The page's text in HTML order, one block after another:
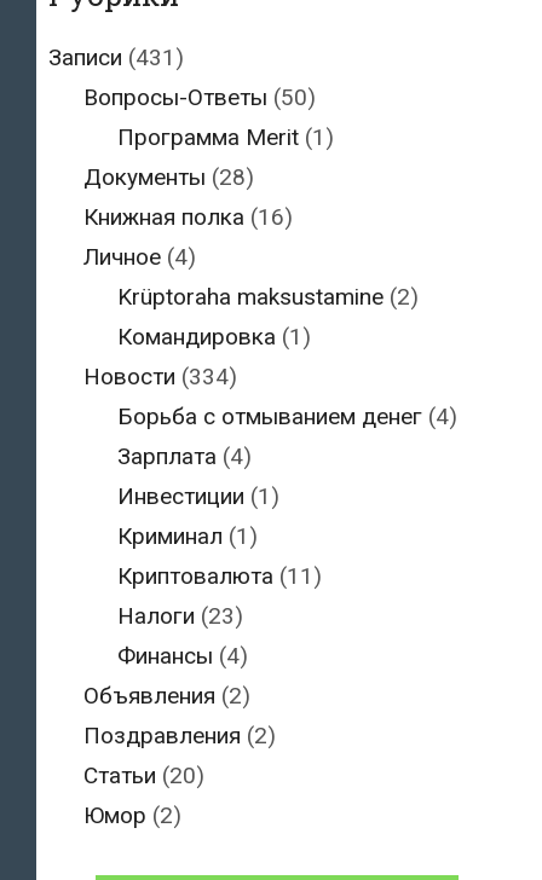
Записи (431)
Вопросы-Ответы (50)
Программа Merit (1)
Документы (28)
Книжная полка (16)
Личное(4)
Krüptoraha maksustamine (2)
Командировка (1)
Новости (334)
Борьба с отмыванием денег (4)
Зарплата (4)
Инвестиции (1)
Криминал (1)
Криптовалюта (11)
Налоги (23)
Финансы (4)
Объявления (2)
Поздравления (2)
Статьи (20)
Юмор (2)